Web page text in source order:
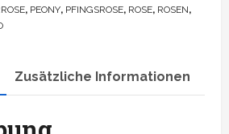
, PEONY, PFINGSROSE, ROSE, ROSEN,
Zusätzliche Informationen